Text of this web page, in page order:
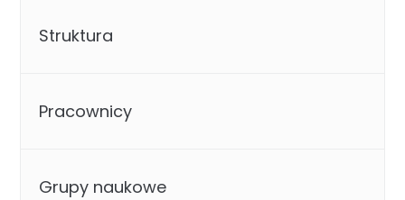
Struktura
Pracownicy
Grupy naukowe